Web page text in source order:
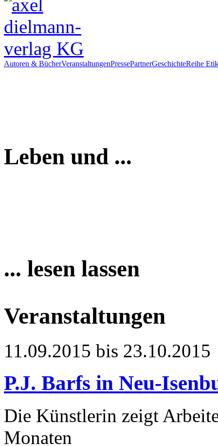
Autoren & BücherVeranstaltungenPressePartnerGeschichteReihe
Leben und ...
... lesen lassen
Veranstaltungen
11.09.2015 bis 23.10.2015
P.J. Barfs in Neu-
Die Künstlerin zeigt
Monaten